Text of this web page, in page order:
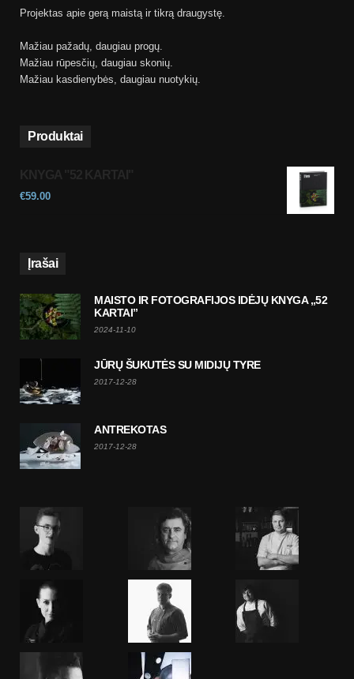
Projektas apie gerą maistą ir tikrą draugystę.
Mažiau pažadų, daugiau progų.
Mažiau rūpesčių, daugiau skonių.
Mažiau kasdienybės, daugiau nuotykių.
Produktai
€59.00
Įrašai
MAISTO IR FOTOGRAFIJOS IDĖJŲ KNYGA „52
KARTAI”
2024-11-10
JŪRŲ ŠUKUTĖS SU MIDIJŲ TYRE
2017-12-28
ANTREKOTAS
2017-12-28